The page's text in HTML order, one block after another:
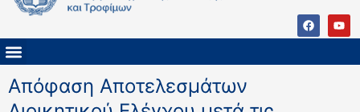
Απόφαση Αποτελεσμάτων